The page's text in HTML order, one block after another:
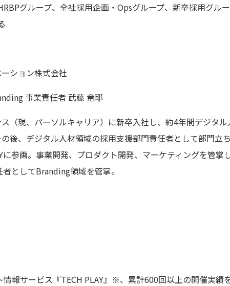
グループ、全社採用企画・Opsグループ、新卒採用グル
ション株式会社
事業責任者 武藤 竜耶
（現、パーソルキャリア）に新卒入社し、約4年間デジタ
後、デジタル人材領域の採用支援部門責任者として部門立
に参画。事業開発、プロダクト開発、マーケティングを管掌
としてBranding領域を管掌。
報サービス『TECH PLAY』※、累計600回以上の開催実績